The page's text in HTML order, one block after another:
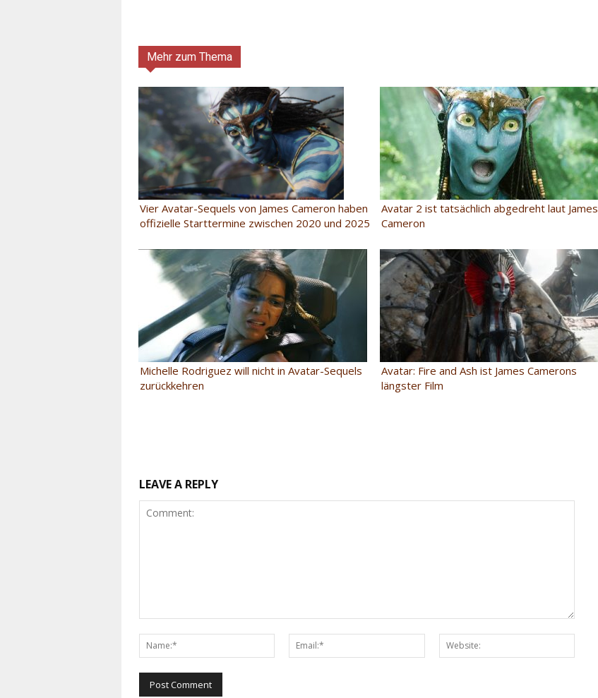
Mehr zum Thema
Vier Avatar-Sequels von James Cameron haben
offizielle Starttermine zwischen 2020 und 2025
Avatar 2 ist tatsächlich abgedreht laut James
Cameron
Michelle Rodriguez will nicht in Avatar-Sequels
zurückkehren
Avatar: Fire and Ash ist James Camerons
längster Film
LEAVE A REPLY
Name:*
Email:*